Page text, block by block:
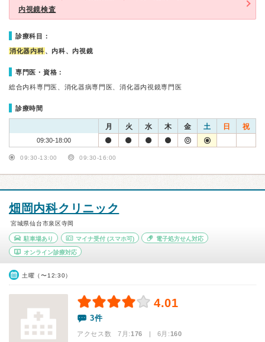
内視鏡検査
診療科目：
消化器内科 、内科、内視鏡
専門医・資格：
総合内科専門医、消化器病専門医、消化器内視鏡専門医
診療時間
月 火 水 木 金 土 日 祝
09:30-18:00
09:30-13:00 09:30-16:00
畑岡内科クリニック
宮城県仙台市泉区寺岡
駐車場あり マイナ受付(スマホ可) 電子処方せん対応
オンライン診療対応
土曜（〜12:30）
4.01
3件
アクセス数 7月:176 | 6月:160